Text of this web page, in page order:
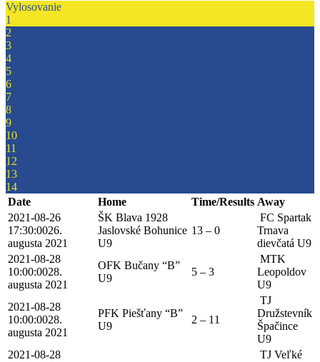
Vylosovanie
1
2
3
4
5
6
7
8
9
10
11
12
13
14
Date
Home Time/Results Away
2021-08-26
17:30:0026.
augusta 2021
ŠK Blava 1928
Jaslovské Bohunice
U9
13 – 0
FC Spartak
Trnava
dievčatá U9
2021-08-28
10:00:0028.
augusta 2021
OFK Bučany “B”
U9
5 – 3
MTK
Leopoldov
U9
2021-08-28
10:00:0028.
augusta 2021
PFK Piešťany “B”
U9
2 – 11
TJ
Družstevník
Špačince
U9
2021-08-28
TJ Veľké